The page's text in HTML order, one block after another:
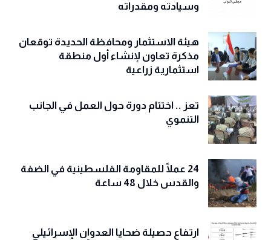
وسيادته ومقدراته
هيئة الاستثمار ومحافظة الحديدة توقعان
مذكرة تعاون لإنشاء أول منطقة
استثمارية زراعية
تعز .. اختتام دورة حول العمل في الجانب
التنموي
24 عملًا للمقاومة الفلسطينية في الضفة
والقدس خلال 48 ساعة
ارتفاع حصيلة ضحايا العدوان الإسرائيلي